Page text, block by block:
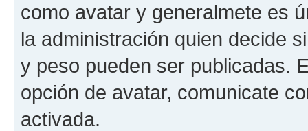
como avatar y generalmete es
la administración quien decide
y peso pueden ser publicadas.
opción de avatar, comunicate
activada.